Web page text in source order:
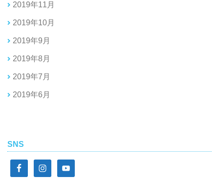
2019年11月
2019年10月
2019年9月
2019年8月
2019年7月
2019年6月
SNS